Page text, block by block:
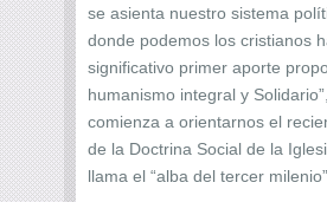
se asienta nuestro sistema
donde podemos los cristianos
significativo primer aporte
humanismo integral y
comienza a orientarnos el
de la Doctrina Social de la
llama el “alba del tercer